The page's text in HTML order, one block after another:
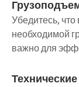
Убедитесь,
необходимой
важно для